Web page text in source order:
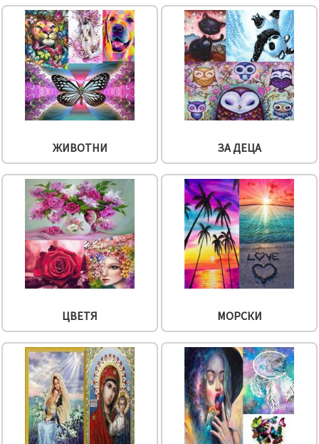
ЖИВОТНИ ЗА ДЕЦА
ЦВЕТЯ МОРСКИ